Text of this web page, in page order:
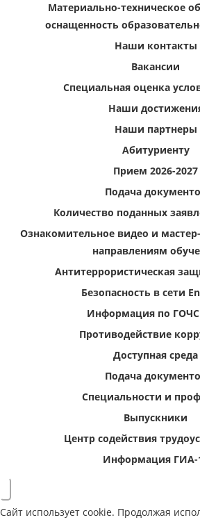
Материально-техническое
оснащенность
Наши контакты
Вакансии
Специальная оценка
Наши
Наши партнеры
Абитуриенту
Прием 2026-2027
Подача
Количество поданных
Ознакомительное видео и
направлениям
Антитеррористическая
Безопасность в сети
Информация по
Противодействие
Доступная среда
Подача
Специальности и
Выпускники
Центр содействия
Информация ГИА-
Сайт использует cookie. Продолжая